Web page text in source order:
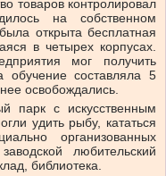
товаров контролировал
на собственном
открыта бесплатная
в четырех корпусах.
мог получить
обучение составляла 5
освобождались.
парк с искусственным
удить рыбу, кататься
организованных
любительский
библиотека.